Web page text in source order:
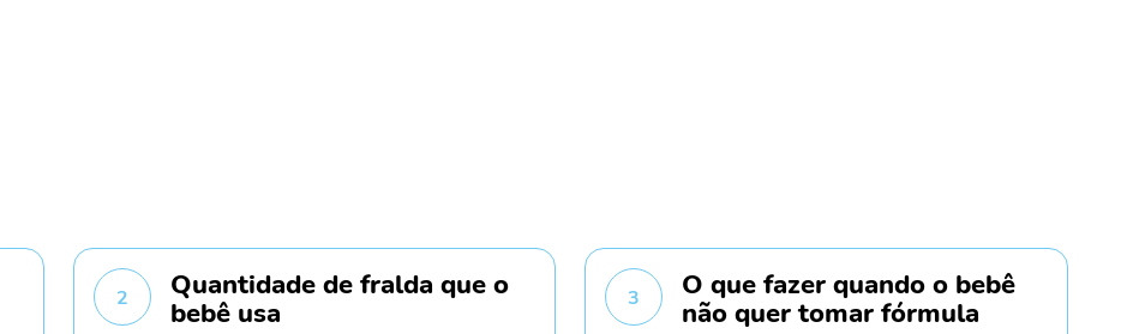
2
Quantidade de fralda que o
bebê usa
3
O que fazer quando o bebê
não quer tomar fórmula